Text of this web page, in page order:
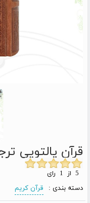
قرآن پالتویی
دسته بندی :
قرآن کریم